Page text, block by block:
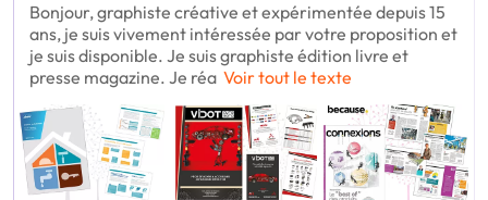
Bonjour, graphiste créative et expérimentée depuis 15
ans, je suis vivement intéressée par votre proposition et
je suis disponible. Je suis graphiste édition livre et
presse magazine. Je réa Voir tout le texte